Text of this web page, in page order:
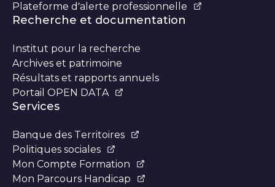
Plateforme d’alerte professionnelle
Recherche et documentation
Institut pour la recherche
Archives et patrimoine
Résultats et rapports annuels
Portail OPEN DATA
Services
Banque des Territoires
Politiques sociales
Mon Compte Formation
Mon Parcours Handicap